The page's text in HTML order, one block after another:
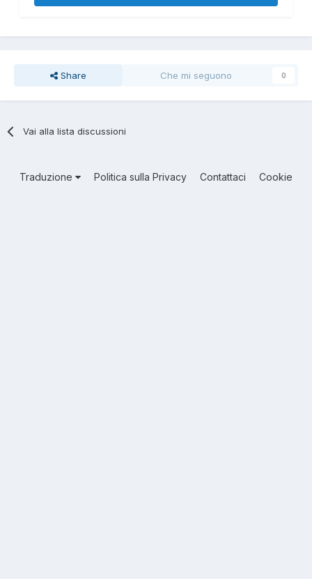
Share Che mi seguono 0
Vai alla lista discussioni
Traduzione Politica sulla Privacy Contattaci Cookie